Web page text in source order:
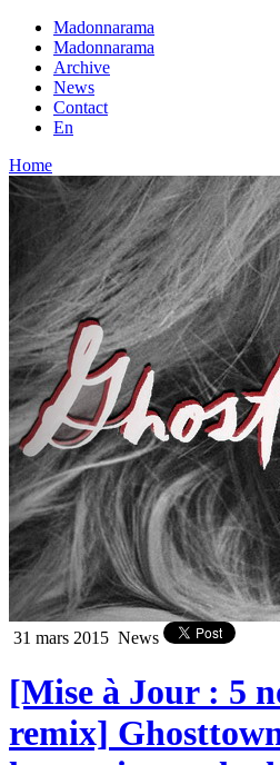
Madonnarama
Madonnarama
Archive
News
Contact
En
Home
31 mars 2015 News
[Mise à Jour : 5
remix]